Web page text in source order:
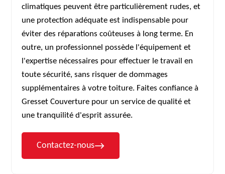
climatiques peuvent être particulièrement rudes, et
une protection adéquate est indispensable pour
éviter des réparations coûteuses à long terme. En
outre, un professionnel possède l'équipement et
l'expertise nécessaires pour effectuer le travail en
toute sécurité, sans risquer de dommages
supplémentaires à votre toiture. Faites confiance à
Gresset Couverture pour un service de qualité et
une tranquilité d'esprit assurée.
Contactez-nous